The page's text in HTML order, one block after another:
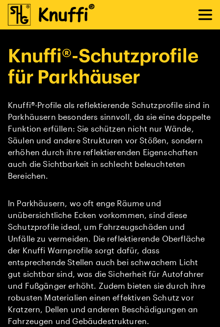
Knuffi®-Schutzprofile
für Parkhäuser
Knuffi®-Profile als reflektierende Schutzprofile sind in
Parkhäusern besonders sinnvoll, da sie eine doppelte
Funktion erfüllen: Sie schützen nicht nur Wände,
Säulen und andere Strukturen vor Stößen, sondern
erhöhen durch ihre reflektierenden Eigenschaften
auch die Sichtbarkeit in schlecht beleuchteten
Bereichen.
In Parkhäusern, wo oft enge Räume und
unübersichtliche Ecken vorkommen, sind diese
Schutzprofile ideal, um Fahrzeugschäden und
Unfälle zu vermeiden. Die reflektierende Oberfläche
der Knuffi Warnprofile sorgt dafür, dass
entsprechende Stellen auch bei schwachem Licht
gut sichtbar sind, was die Sicherheit für Autofahrer
und Fußgänger erhöht. Zudem bieten sie durch ihre
robusten Materialien einen effektiven Schutz vor
Kratzern, Dellen und anderen Beschädigungen an
Fahrzeugen und Gebäudestrukturen.